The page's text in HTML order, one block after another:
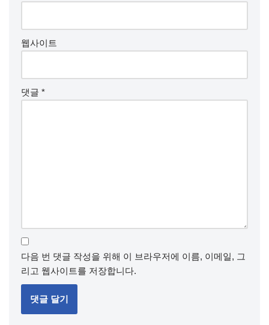
웹사이트
댓글 *
다음 번 댓글 작성을 위해 이 브라우저에 이름, 이메일, 그
리고 웹사이트를 저장합니다.